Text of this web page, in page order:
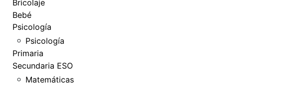
Bricolaje
Bebé
Psicología
Psicología
Primaria
Secundaria ESO
Matemáticas